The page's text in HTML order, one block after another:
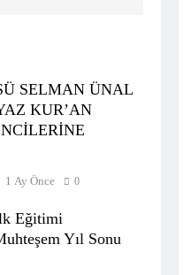
SELMAN ÜNAL
KUR’AN
1 Ay Önce 0
Eğitimi
Yıl Sonu